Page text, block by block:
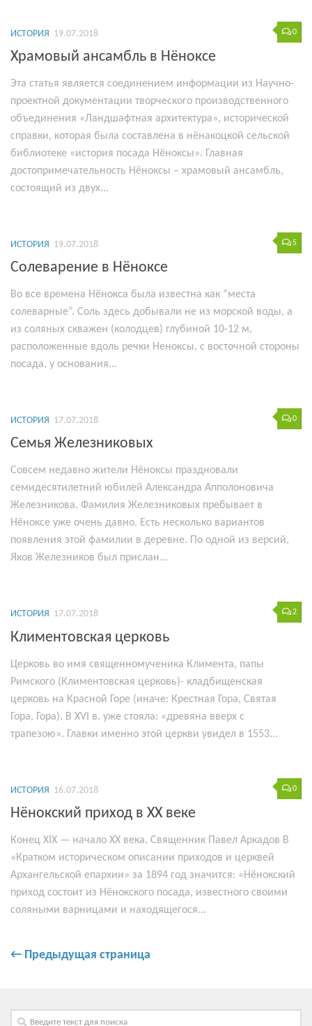
0
ИСТОРИЯ 19.07.2018
Храмовый ансамбль в Нёноксе
Эта статья является соединением информации из Научно-
проектной документации творческого производственного
объединения «Ландшафтная архитектура», исторической
справки, которая была составлена в нёнакоцкой сельской
библиотеке «история посада Нёноксы». Главная
достопримечательность Нёноксы – храмовый ансамбль,
состоящий из двух...
5
ИСТОРИЯ 19.07.2018
Солеварение в Нёноксе
Во все времена Нёнокса была известна как “места
солеварные”. Соль здесь добывали не из морской воды, а
из соляных скважен (колодцев) глубиной 10-12 м,
расположенные вдоль речки Неноксы, с восточной стороны
посада, у основания...
0
ИСТОРИЯ 17.07.2018
Семья Железниковых
Совсем недавно жители Нёноксы праздновали
семидесятилетний юбилей Александра Апполоновича
Железникова. Фамилия Железниковых пребывает в
Нёноксе уже очень давно. Есть несколько вариантов
появления этой фамилии в деревне. По одной из версий,
Яков Железников был прислан...
2
ИСТОРИЯ 17.07.2018
Климентовская церковь
Церковь во имя священномученика Климента, папы
Римского (Климентовская церковь)- кладбищенская
церковь на Красной Горе (иначе: Крестная Гора, Святая
Гора, Гора). В XVI в. уже стояла: «древяна вверх с
трапезою». Главки именно этой церкви увидел в 1553...
0
ИСТОРИЯ 16.07.2018
Нёнокский приход в XX веке
Конец XIX — начало XX века. Священник Павел Аркадов В
«Кратком историческом описании приходов и церквей
Архангельской епархии» за 1894 год значится: «Нёнокский
приход состоит из Нёнокского посада, известного своими
соляными варницами и находящегося...
← Предыдущая страница